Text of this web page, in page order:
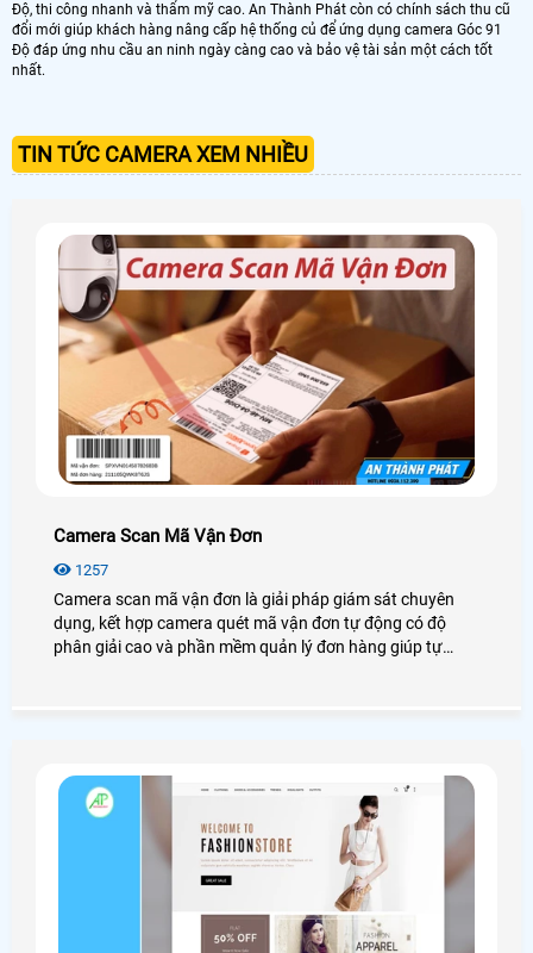
Độ, thi công nhanh và thẩm mỹ cao. An Thành Phát còn có chính sách thu cũ
đổi mới giúp khách hàng nâng cấp hệ thống củ để ứng dụng camera Góc 91
Độ đáp ứng nhu cầu an ninh ngày càng cao và bảo vệ tài sản một cách tốt
nhất.
TIN TỨC CAMERA XEM NHIỀU
Camera Scan Mã Vận Đơn
1257
Camera scan mã vận đơn là giải pháp giám sát chuyên
dụng, kết hợp camera quét mã vận đơn tự động có độ
phân giải cao và phần mềm quản lý đơn hàng giúp tự